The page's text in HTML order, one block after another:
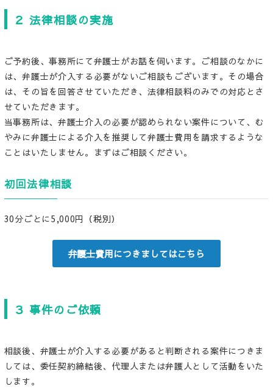
２ 法律相談の実施
ご予約後、事務所にて弁護士がお話を伺います。ご相談のなかに
は、弁護士が介入する必要がないご相談もございます。その場合
は、その旨を回答させていただき、法律相談料のみでの対応とさ
せていただきます。
当事務所は、弁護士介入の必要が認められない案件について、む
やみに弁護士による介入を推奨して弁護士費用を請求するような
ことはいたしません。まずはご相談ください。
初回法律相談
30分ごとに5,000円（税別）
弁護士費用につきましてはこちら
３ 事件のご依頼
相談後、弁護士が介入する必要があると判断される案件につきま
しては、委任契約締結後、代理人または弁護人として活動をいた
します。